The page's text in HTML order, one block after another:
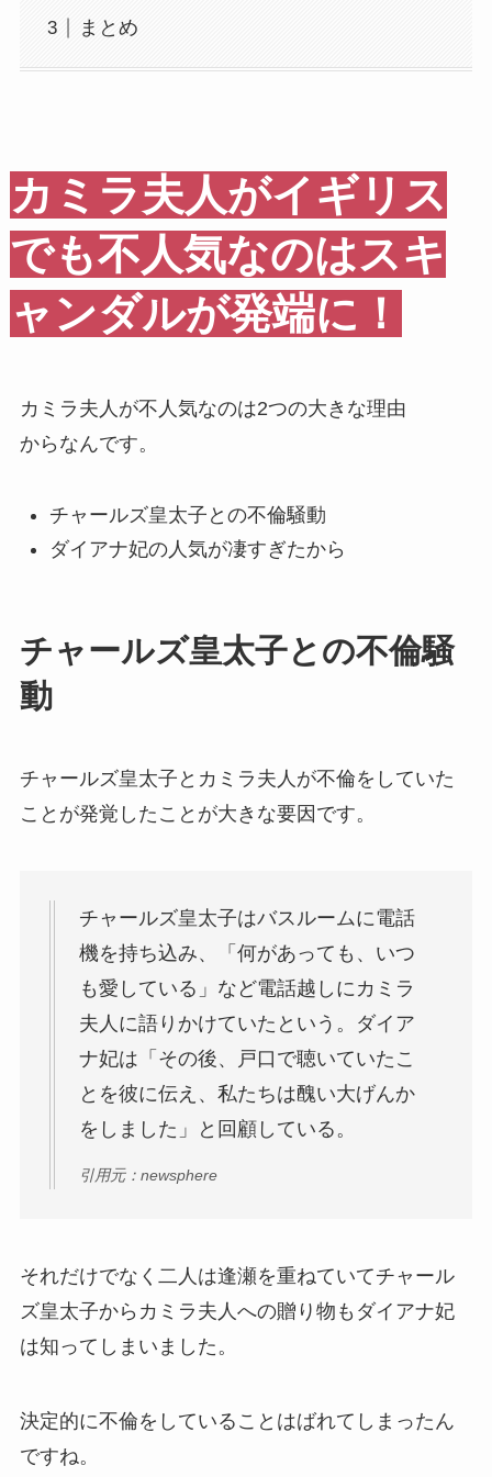
まとめ
カミラ夫人がイギリス
でも不人気なのはスキ
ャンダルが発端に！
カミラ夫人が不人気なのは2つの大きな理由
からなんです。
チャールズ皇太子との不倫騒動
ダイアナ妃の人気が凄すぎたから
チャールズ皇太子との不倫騒
動
チャールズ皇太子とカミラ夫人が不倫をしていた
ことが発覚したことが大きな要因です。
チャールズ皇太子はバスルームに電話
機を持ち込み、「何があっても、いつ
も愛している」など電話越しにカミラ
夫人に語りかけていたという。ダイア
ナ妃は「その後、戸口で聴いていたこ
とを彼に伝え、私たちは醜い大げんか
をしました」と回顧している。
引用元：newsphere
それだけでなく二人は逢瀬を重ねていてチャール
ズ皇太子からカミラ夫人への贈り物もダイアナ妃
は知ってしまいました。
決定的に不倫をしていることはばれてしまった ん
ですね。